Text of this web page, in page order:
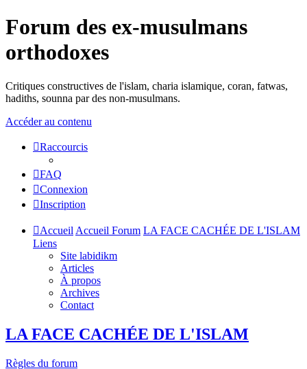
Forum des ex-musulmans
orthodoxes
Critiques constructives de l'islam, charia islamique, coran, fatwas,
hadiths, sounna par des non-musulmans.
Accéder au contenu
Raccourcis
FAQ
Connexion
Inscription
Accueil Accueil Forum LA FACE CACHÉE DE L'ISLAM
Liens
Site labidikm
Articles
À propos
Archives
Contact
LA FACE CACHÉE DE L'ISLAM
Règles du forum